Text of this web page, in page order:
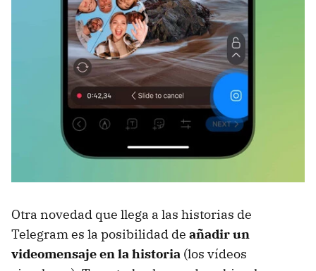
Otra novedad que llega a las historias de
Telegram es la posibilidad de añadir un
videomensaje en la historia (los vídeos